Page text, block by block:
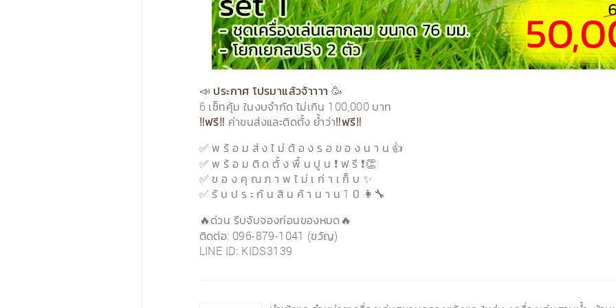
‹
📣 ประกาศ โปรมาแล้วจ้าาาา 🥳
6 เซ็ทคุ้ม ในงบจำกัด ไม่เกิน 100,000 บาท
‼️ฟรี‼️ ค่าขนส่งและติดตั้ง ย้ำว่า‼️ฟรี‼️
✅ พ ร้ อ ม ส่ ง ไ ม่ ต้ อ ง ร อ ข อ ง น า น 👍
✅ พ ร้ อ ม ติ ด ตั้ ง พื้ น ปู น ❗️ ฟ รี ❗️👏
✅ ข อ ง คุ ณ ภ า พ ไ ม่ เ ก่ า เ ก็ บ ✨
✅ รั บ ป ร ะ กั น สิ น ค้ า น า น 1 ปี 👩‍🔧
🔥ด่วน รีบจับจองก่อนของหมด🔥
ติดต่อ: 096-879-1041 (ขวัญ)
LINE ID: KIDS3139